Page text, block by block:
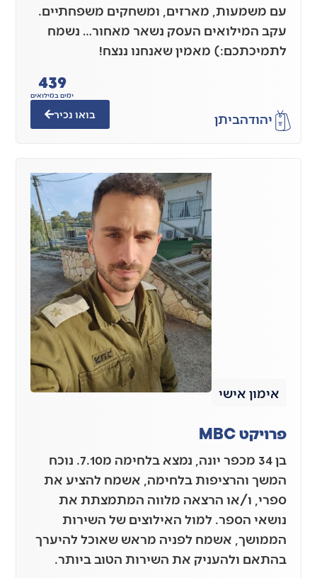
עם משמעות, מארזים, ומשחקים משפחתיים.
עקב המילואים העסק נשאר מאחור… נשמח
לתמיכתכם:) מאמין שאנחנו ננצח!
יהודהביתן
ימים במילואים
440
בואו נכיר
אימון אישי
פרויקט MBC
בן 34 מכפר יונה, נמצא בלחימה מ7.10. נוכח
המשך והרציפות בלחימה, אשמח להציע את
ספרי, ו/או הרצאה מלווה המתמצתת את
נושאי הספר. למול האילוצים של השירות
הממושך, אשמח לפניה מראש שאוכל להיערך
בהתאם ולהעניק את השירות הטוב ביותר.